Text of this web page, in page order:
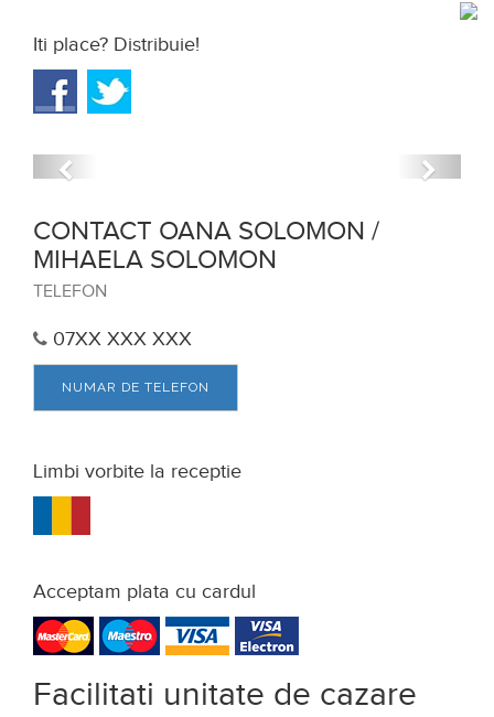
Iti place? Distribuie!
CONTACT OANA SOLOMON /
MIHAELA SOLOMON
TELEFON
07XX XXX XXX
NUMAR DE TELEFON
Limbi vorbite la receptie
Acceptam plata cu cardul
Facilitati unitate de cazare